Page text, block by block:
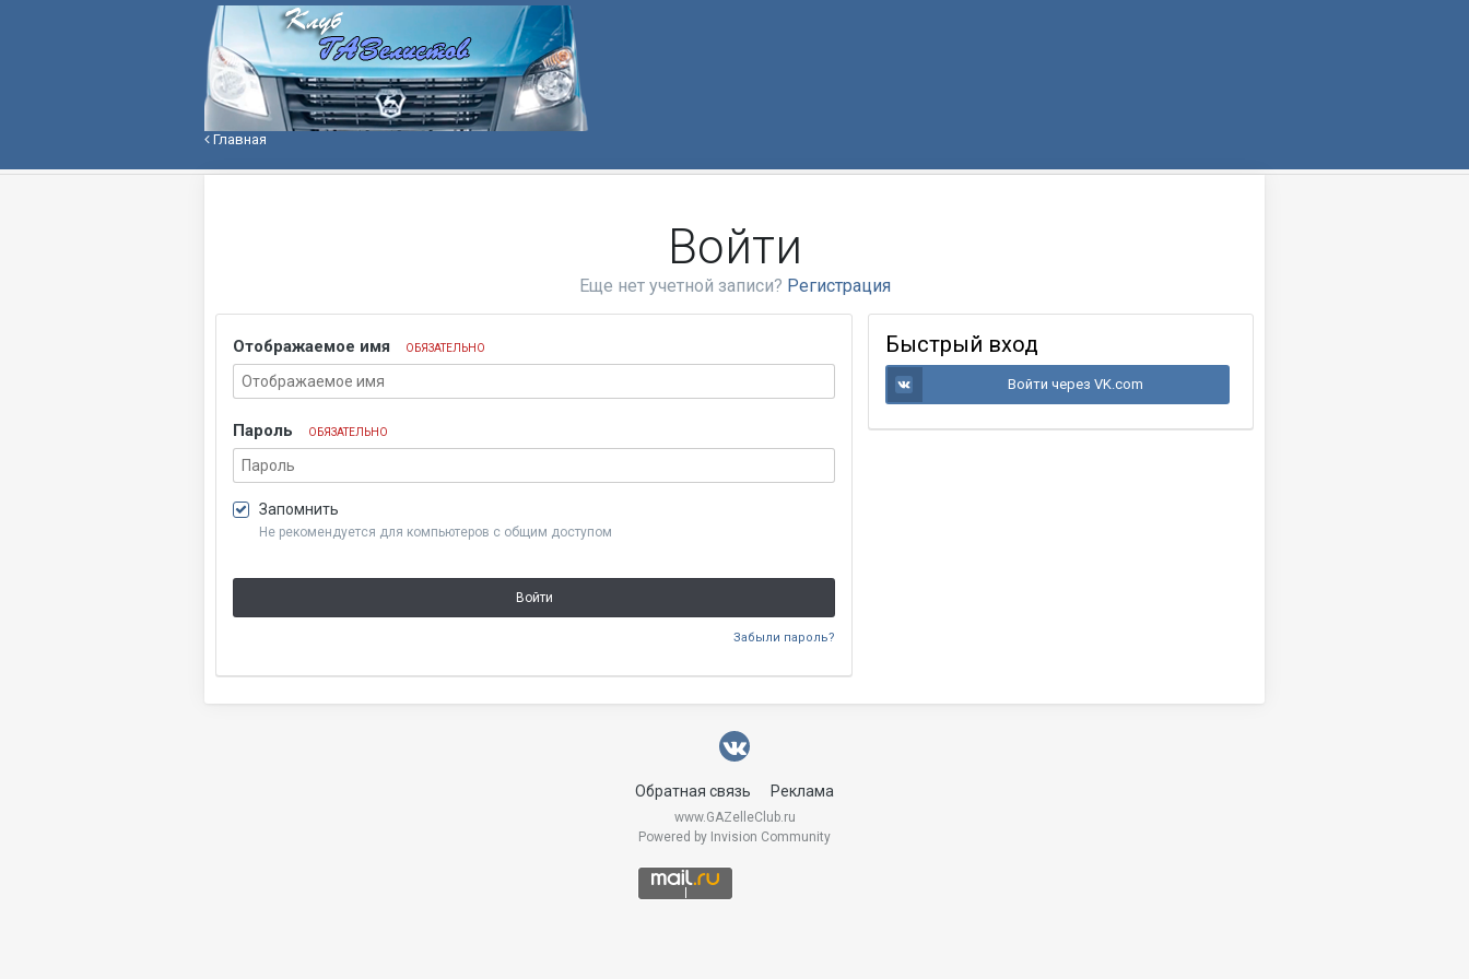
Главная
Войти
Еще нет учетной записи? Регистрация
Отображаемое имя ОБЯЗАТЕЛЬНО
Пароль ОБЯЗАТЕЛЬНО
Запомнить
Не рекомендуется для компьютеров с общим доступом
Войти
Забыли пароль?
Быстрый вход
Войти через VK.com
Обратная связь Реклама
www.GAZelleClub.ru
Powered by Invision Community